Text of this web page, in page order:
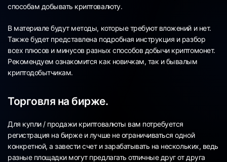
способам добывать криптовалюту.
В материале будут методы, которые требуют вложений и нет.
Также будет представлена подробная инструкция и разбор
всех плюсов и минусов разных способов добычи криптомонет.
Рекомендуем ознакомится как новичкам, так и бывалым
криптодобытчикам.
Торговля на бирже.
Для купли / продажи криптовалюты вам потребуется
регистрация на бирже и лучше не ограничиваться одной
конкретной, а завести счет и зарабатывать на нескольких, ведь
разные площадки могут предлагать отличные друг от друга